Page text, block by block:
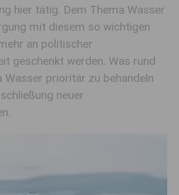
hier tätig. Dem Thema Wasser
mit diesem so wichtigen
an politischer
geschenkt werden. Was rund
Wasser prioritär zu behandeln
neuer